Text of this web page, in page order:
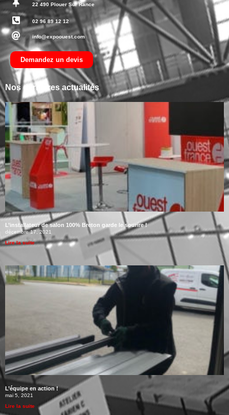
22 490 Plouer Sur Rance
02 96 89 12 12
info@expoouest.com
Demandez un devis
Nos dernières actualités
L’installateur de salon 100% Breton garde le sourire !
décembre 17, 2021
Lire la suite
L’équipe en action !
mai 5, 2021
Lire la suite